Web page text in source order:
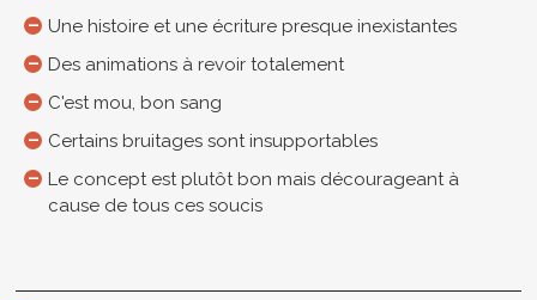
Une histoire et une écriture presque inexistantes
Des animations à revoir totalement
C'est mou, bon sang
Certains bruitages sont insupportables
Le concept est plutôt bon mais décourageant à
cause de tous ces soucis